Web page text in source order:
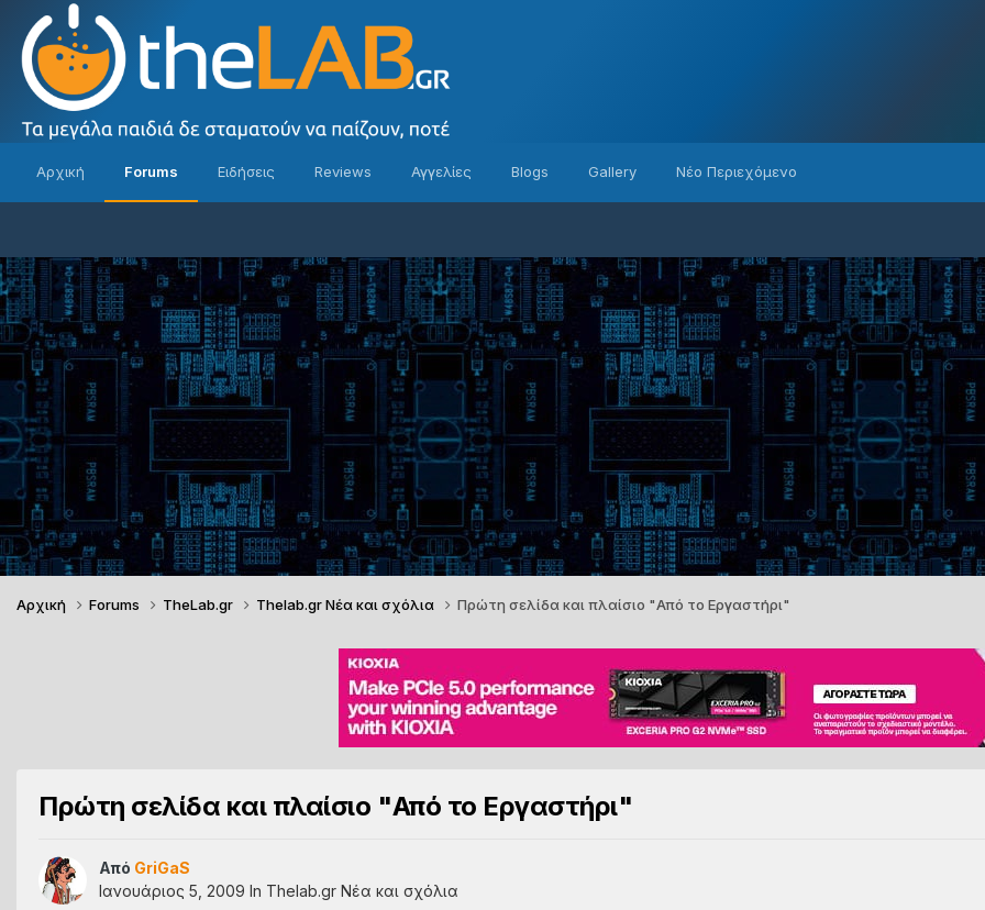
Αρχική Forums Ειδήσεις Reviews Αγγελίες Blogs Gallery Νέο Περιεχόμενο
Αρχική Forums TheLab.gr Thelab.gr Νέα και σχόλια Πρώτη σελίδα και πλαίσιο "Από το Εργαστήρι"
Πρώτη σελίδα και πλαίσιο "Από το Εργαστήρι"
Από GriGaS
Ιανουάριος 5, 2009 In Thelab.gr Νέα και σχόλια